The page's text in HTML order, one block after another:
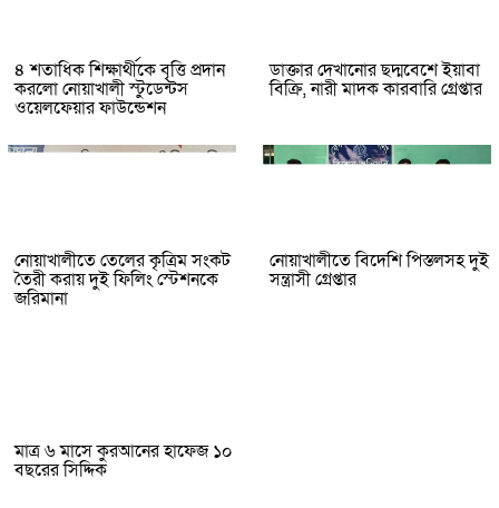
৪ শতাধিক শিক্ষার্থীকে বৃত্তি প্রদান
করলো নোয়াখালী স্টুডেন্টস
ওয়েলফেয়ার ফাউন্ডেশন
ডাক্তার দেখানোর ছদ্মবেশে ইয়াবা
বিক্রি, নারী মাদক কারবারি গ্রেপ্তার
নোয়াখালীতে তেলের কৃত্রিম সংকট
তৈরী করায় দুই ফিলিং স্টেশনকে
জরিমানা
নোয়াখালীতে বিদেশি পিস্তলসহ দুই
সন্ত্রাসী গ্রেপ্তার
মাত্র ৬ মাসে কুরআনের হাফেজ ১০
বছরের সিদ্দিক